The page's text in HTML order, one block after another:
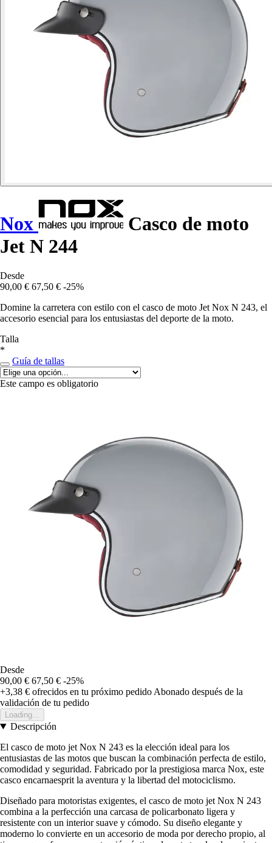
Nox
Casco de moto
Jet N 244
Desde
90,00 € 67,50 € -25%
Domine la carretera con estilo con el casco de moto Jet Nox N 243, el
accesorio esencial para los entusiastas del deporte de la moto.
Talla
*
Guía de tallas
Este campo es obligatorio
Desde
90,00 € 67,50 € -25%
+3,38 € ofrecidos en tu próximo pedido Abonado después de la
validación de tu pedido
Loading...
Descripción
El casco de moto jet Nox N 243 es la elección ideal para los
entusiastas de las motos que buscan la combinación perfecta de estilo,
comodidad y seguridad. Fabricado por la prestigiosa marca Nox, este
casco encarnaesprit la aventura y la libertad del motociclismo.
Diseñado para motoristas exigentes, el casco de moto jet Nox N 243
combina a la perfección una carcasa de policarbonato ligera y
resistente con un interior suave y cómodo. Su diseño elegante y
moderno lo convierte en un accesorio de moda por derecho propio, al